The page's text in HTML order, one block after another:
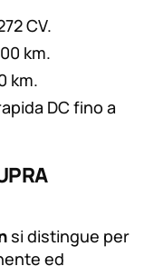
CV.
km.
km.
DC fino a
si distingue per
ed